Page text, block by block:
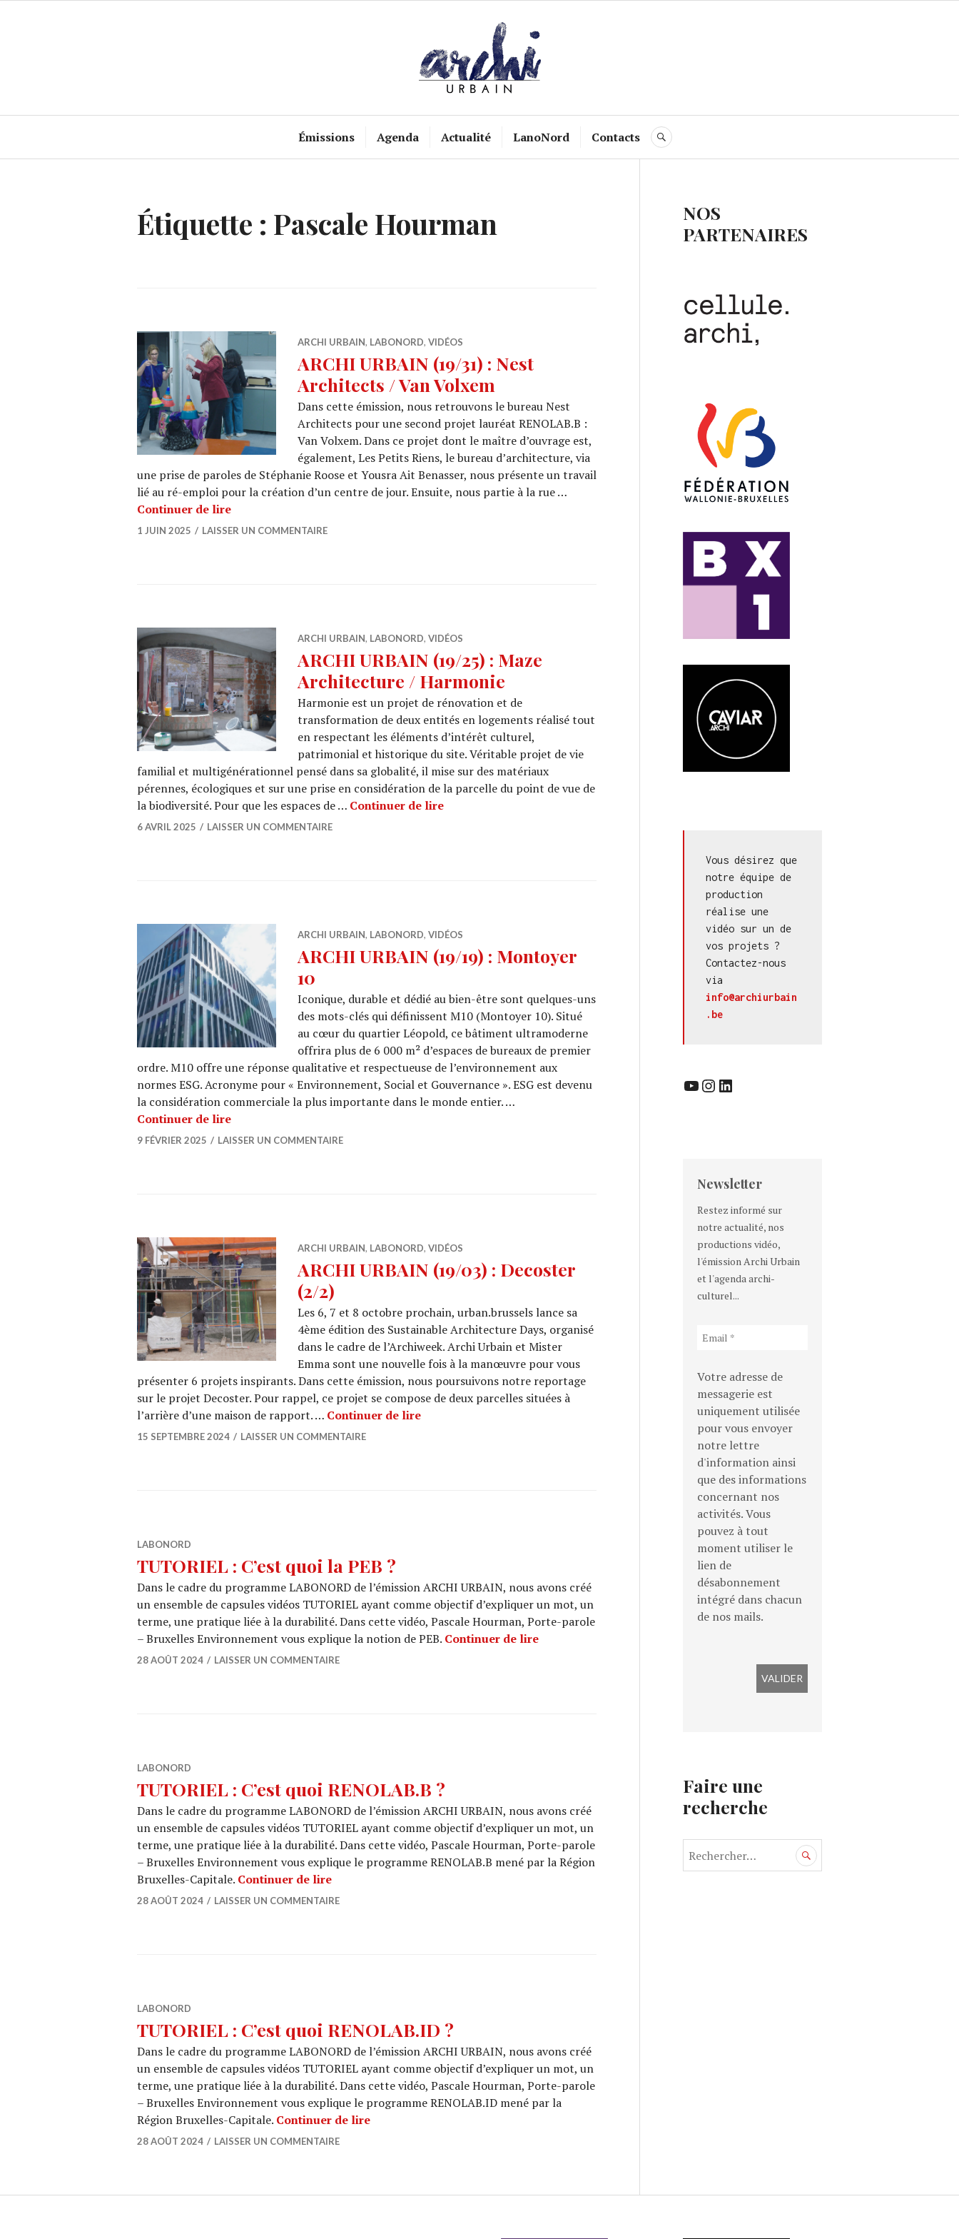
Émissions Agenda Actualité LanoNord Contacts RECHERCHE
Étiquette : Pascale Hourman
ARCHI URBAIN, LABONORD, VIDÉOS
ARCHI URBAIN (19/31) : Nest
Architects / Van Volxem
Dans cette émission, nous retrouvons le bureau Nest
Architects pour une second projet lauréat RENOLAB.B :
Van Volxem. Dans ce projet dont le maître d’ouvrage est,
également, Les Petits Riens, le bureau d’architecture, via
une prise de paroles de Stéphanie Roose et Yousra Ait Benasser, nous présente un travail
lié au ré-emploi pour la création d’un centre de jour. Ensuite, nous partie à la rue …
Continuer de lireARCHI URBAIN (19/31) : Nest Architects / Van Volxem
1 JUIN 2025 LAISSER UN COMMENTAIRE
ARCHI URBAIN, LABONORD, VIDÉOS
ARCHI URBAIN (19/25) : Maze
Architecture / Harmonie
Harmonie est un projet de rénovation et de
transformation de deux entités en logements réalisé tout
en respectant les éléments d’intérêt culturel,
patrimonial et historique du site. Véritable projet de vie
familial et multigénérationnel pensé dans sa globalité, il mise sur des matériaux
pérennes, écologiques et sur une prise en considération de la parcelle du point de vue de
la biodiversité. Pour que les espaces de … Continuer de lireARCHI URBAIN (19/25) : Maze Architecture / Harmonie
6 AVRIL 2025 LAISSER UN COMMENTAIRE
ARCHI URBAIN, LABONORD, VIDÉOS
ARCHI URBAIN (19/19) : Montoyer
10
Iconique, durable et dédié au bien-être sont quelques-uns
des mots-clés qui définissent M10 (Montoyer 10). Situé
au cœur du quartier Léopold, ce bâtiment ultramoderne
offrira plus de 6 000 m² d’espaces de bureaux de premier
ordre. M10 offre une réponse qualitative et respectueuse de l’environnement aux
normes ESG. Acronyme pour « Environnement, Social et Gouvernance ». ESG est devenu
la considération commerciale la plus importante dans le monde entier. …
Continuer de lireARCHI URBAIN (19/19) : Montoyer 10
9 FÉVRIER 2025 LAISSER UN COMMENTAIRE
ARCHI URBAIN, LABONORD, VIDÉOS
ARCHI URBAIN (19/03) : Decoster
(2/2)
Les 6, 7 et 8 octobre prochain, urban.brussels lance sa
4ème édition des Sustainable Architecture Days, organisé
dans le cadre de l’Archiweek. Archi Urbain et Mister
Emma sont une nouvelle fois à la manœuvre pour vous
présenter 6 projets inspirants. Dans cette émission, nous poursuivons notre reportage
sur le projet Decoster. Pour rappel, ce projet se compose de deux parcelles situées à
l’arrière d’une maison de rapport. … Continuer de lireARCHI URBAIN (19/03) : Decoster (2/2)
15 SEPTEMBRE 2024 LAISSER UN COMMENTAIRE
LABONORD
TUTORIEL : C’est quoi la PEB ?
Dans le cadre du programme LABONORD de l’émission ARCHI URBAIN, nous avons créé
un ensemble de capsules vidéos TUTORIEL ayant comme objectif d’expliquer un mot, un
terme, une pratique liée à la durabilité. Dans cette vidéo, Pascale Hourman, Porte-parole
– Bruxelles Environnement vous explique la notion de PEB. Continuer de lireTUTORIEL : C’est quoi la PEB ?
28 AOÛT 2024 LAISSER UN COMMENTAIRE
LABONORD
TUTORIEL : C’est quoi RENOLAB.B ?
Dans le cadre du programme LABONORD de l’émission ARCHI URBAIN, nous avons créé
un ensemble de capsules vidéos TUTORIEL ayant comme objectif d’expliquer un mot, un
terme, une pratique liée à la durabilité. Dans cette vidéo, Pascale Hourman, Porte-parole
– Bruxelles Environnement vous explique le programme RENOLAB.B mené par la Région
Bruxelles-Capitale. Continuer de lireTUTORIEL : C’est quoi RENOLAB.B ?
28 AOÛT 2024 LAISSER UN COMMENTAIRE
LABONORD
TUTORIEL : C’est quoi RENOLAB.ID ?
Dans le cadre du programme LABONORD de l’émission ARCHI URBAIN, nous avons créé
un ensemble de capsules vidéos TUTORIEL ayant comme objectif d’expliquer un mot, un
terme, une pratique liée à la durabilité. Dans cette vidéo, Pascale Hourman, Porte-parole
– Bruxelles Environnement vous explique le programme RENOLAB.ID mené par la
Région Bruxelles-Capitale. Continuer de lireTUTORIEL : C’est quoi RENOLAB.ID ?
28 AOÛT 2024 LAISSER UN COMMENTAIRE
NOS
PARTENAIRES
Vous désirez que
notre équipe de
production
réalise une
vidéo sur un de
vos projets ?
Contactez-nous
info@archiurbain
.be
YouTube InstagramLinkedIn
Newsletter
Restez informé sur
notre actualité, nos
productions vidéo,
l'émission Archi Urbain
et l'agenda archi-
culturel...
Votre adresse de
messagerie est
uniquement utilisée
pour vous envoyer
notre lettre
d'information ainsi
que des informations
concernant nos
activités. Vous
pouvez à tout
moment utiliser le
lien de
désabonnement
intégré dans chacun
de nos mails.
Faire une
recherche